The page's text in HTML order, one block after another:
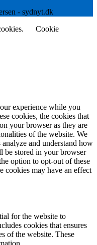
- sydnyt.dk
Cookie
experience while you
cookies, the cookies that
your browser as they are
of the website. We
and understand how
be stored in your browser
option to opt-out of these
cookies may have an effect
for the website to
cookies that ensures
of the website. These